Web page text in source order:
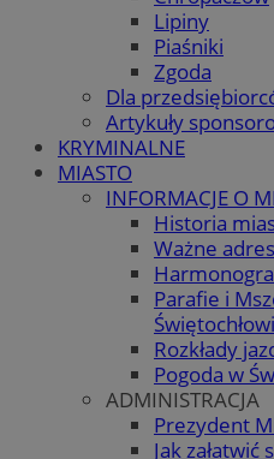
Lipiny
Piaśniki
Zgoda
Dla
Artykuły
KRYMINALNE
MIASTO
INFORMACJE O
Historia
Ważne
Parafie i
Rozkłady
Pogoda w
ADMINISTRACJA
Prezydent
Jak